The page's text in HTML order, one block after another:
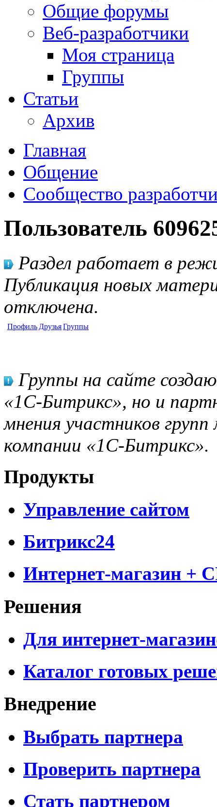
Общие форумы
Веб-разработчики
Моя страница
Группы
Статьи
Архив
Главная
Общение
Сообщество
Пользователь
Раздел работает в
Публикация новых
отключена.
Профиль ДрузьяГруппы
Группы на сайте
«1С-Битрикс», но и
мнения участников
компании «1С-Битрикс».
Продукты
Управление сайтом
Битрикс24
Интернет-магазин +
Решения
Для интернет-
Каталог готовых
Внедрение
Выбрать партнера
Проверить партнера
Стать партнером